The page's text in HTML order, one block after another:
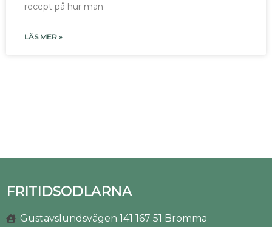
recept på hur man
LÄS MER »
FRITIDSODLARNA
Gustavslundsvägen 141 167 51 Bromma